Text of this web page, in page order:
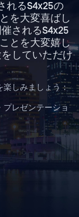
れるS4x25の
を大変喜ばし
されるS4x25
とを大変嬉し
していただけ
楽しみましょう：
レゼンテーショ